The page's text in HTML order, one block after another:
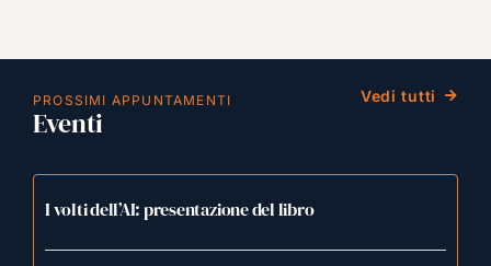
PROSSIMI APPUNTAMENTI
Eventi
Vedi tutti
I volti dell’AI: presentazione del libro